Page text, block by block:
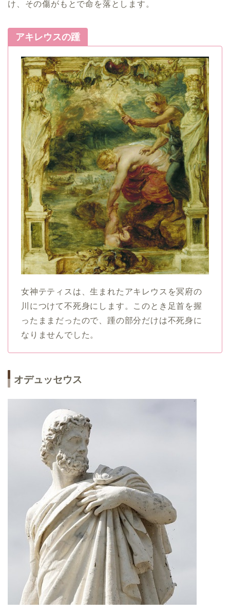
け、その傷がもとで命を落とします。
アキレウスの踵
女神テティスは、生まれたアキレウスを冥府の
川につけて不死身にします。このとき足首を握
ったままだったので、踵の部分だけは不死身に
なりませんでした。
オデュッセウス